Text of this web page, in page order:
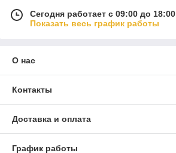
Сегодня работает с 09:00 до 18:00
Показать весь график работы
О нас
Контакты
Доставка и оплата
График работы